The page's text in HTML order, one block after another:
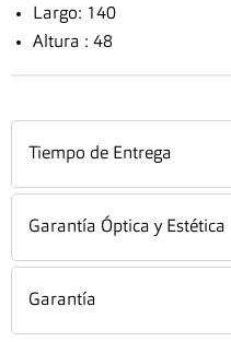
Largo: 140
Altura : 48
Tiempo de Entrega
Garantía Óptica y Estética
Garantía